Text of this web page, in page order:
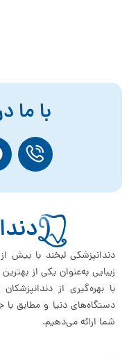
با ما
دندانپزشکی لبخند با بیش
زیبایی به‌عنوان یکی از
با بهره‌گیری از
دستگاه‌های دنیا و مطابق با
شما ارائه می‌دهیم.